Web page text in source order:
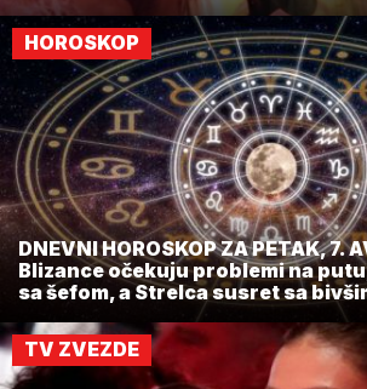
HOROSKOP
DNEVNI HOROSKOP ZA PETAK, 7.
Blizance očekuju problemi na
sa šefom, a Strelca susret sa
TV ZVEZDE